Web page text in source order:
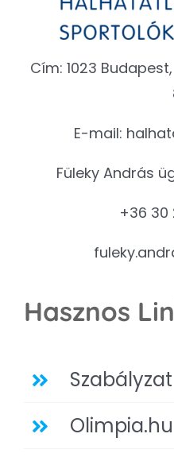
Cím: 1023
E-mail:
Füleky András
+36 30
Hasznos
Szabályzat
Olimpia.hu